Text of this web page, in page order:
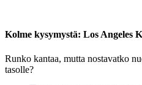
Kolme kysymystä: Los Angeles
Runko kantaa, mutta nostavatko
tasolle?